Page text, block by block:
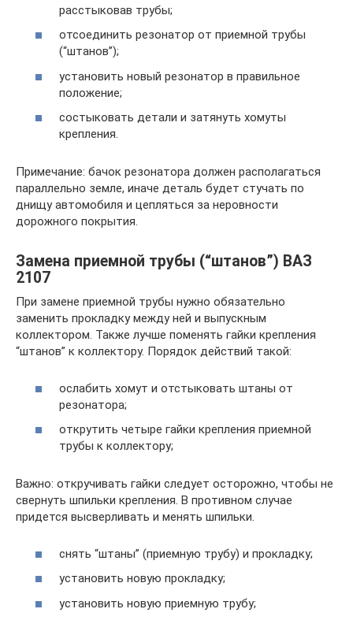
расстыковав трубы;
отсоединить резонатор от приемной трубы
(“штанов”);
установить новый резонатор в правильное
положение;
состыковать детали и затянуть хомуты
крепления.
Примечание: бачок резонатора должен располагаться
параллельно земле, иначе деталь будет стучать по
днищу автомобиля и цепляться за неровности
дорожного покрытия.
Замена приемной трубы (“штанов”) ВАЗ
2107
При замене приемной трубы нужно обязательно
заменить прокладку между ней и выпускным
коллектором. Также лучше поменять гайки крепления
“штанов” к коллектору. Порядок действий такой:
ослабить хомут и отстыковать штаны от
резонатора;
открутить четыре гайки крепления приемной
трубы к коллектору;
Важно: откручивать гайки следует осторожно, чтобы не
свернуть шпильки крепления. В противном случае
придется высверливать и менять шпильки.
снять “штаны” (приемную трубу) и прокладку;
установить новую прокладку;
установить новую приемную трубу;